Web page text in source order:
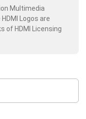
Multimedia
Logos are
of HDMI Licensing